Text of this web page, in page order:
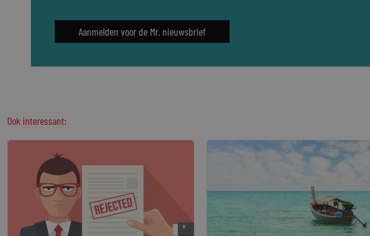
Aanmelden voor de Mr. nieuwsbrief
Ook interessant: